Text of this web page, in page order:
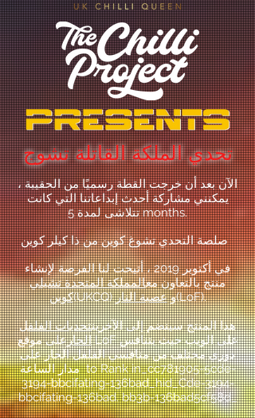
تحدي الملكة القاتلة تشوج
الآن بعد أن خرجت القطة رسميًا من الحقيبة ،
يمكنني مشاركة أحدث إبداعاتنا التي كانت
تتلاشى لمدة 5 months.
صلصة التحدي تشوغ كوين من ذا كيلر كوين
في أكتوبر 2019 ، أتيحت لنا الفرصة لإنشاء
منتج بالتعاون معالمملكة المتحدة تشيلي
كوين
(UKCQ) وعصبة النار
(LoF).
هذا المنتج سينضم إلى الآخرينتحديات الفلفل
الحارعلى موقع LoF على الويب حيث يتنافس
دوري مختلف من منافسي الفلفل الحار على
مدار الساعة to Rank in_cc781905-5cde-
3194-bbcifating-136bad_hid_Cde-3194-
bbcifating-136bad. bb3b-136bad5cf58d_